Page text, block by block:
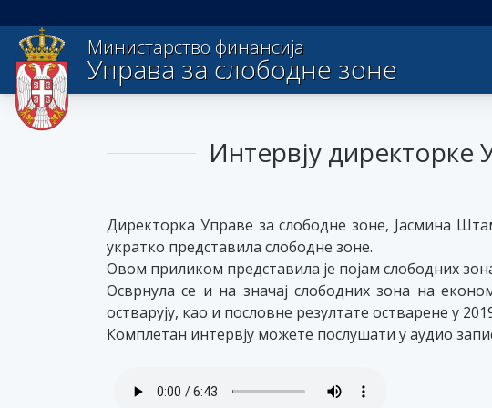
Министарство финансија
Управа за слободне зоне
Интервју
Директорка Управе за слободне зоне, Јасмина
укратко представила слободне зоне.
Овом приликом представила је појам слободних
Осврнула се и на значај слободних зона на
остварују, као и пословне резултате остварене у
Комплетан интервју можете послушати у аудио